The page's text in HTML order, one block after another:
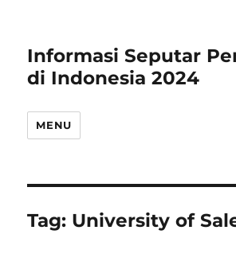
Informasi Seputar
di Indonesia 2024
MENU
Tag: University of